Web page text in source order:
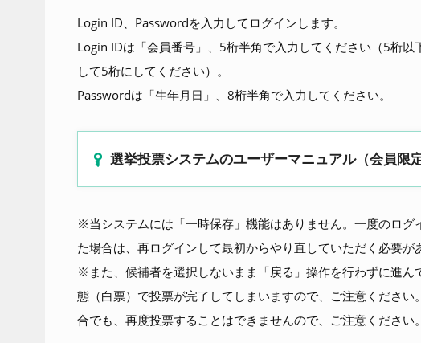
Login ID、Passwordを入力してログインします。
Login IDは「会員番号」、5桁半角で入力してください（5桁以
して5桁にしてください）。
Passwordは「生年月日」、8桁半角で入力してください。
選挙投票システムのユーザーマニュアル（会員限定
※当システムには「一時保存」機能はありません。一度のログ
た場合は、再ログインして最初からやり直していただく必要が
※また、候補者を選択しないまま「戻る」操作を行わずに進ん
態（白票）で投票が完了してしまいますので、ご注意くださ
合でも、再度投票することはできませんので、ご注意ください。